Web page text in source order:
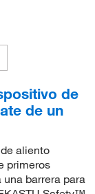
de
de un
aliento
primeros
barrera para